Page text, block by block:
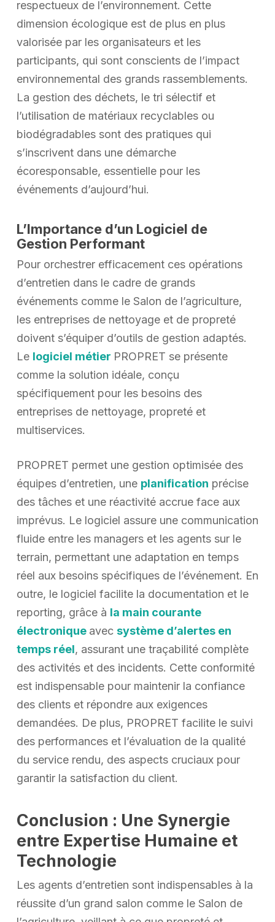
respectueux de l’environnement. Cette
dimension écologique est de plus en plus
valorisée par les organisateurs et les
participants, qui sont conscients de l’impact
environnemental des grands rassemblements.
La gestion des déchets, le tri sélectif et
l’utilisation de matériaux recyclables ou
biodégradables sont des pratiques qui
s’inscrivent dans une démarche
écoresponsable, essentielle pour les
événements d’aujourd’hui.
L’Importance d’un Logiciel de
Gestion Performant
Pour orchestrer efficacement ces opérations
d’entretien dans le cadre de grands
événements comme le Salon de l’agriculture,
les entreprises de nettoyage et de propreté
doivent s’équiper d’outils de gestion adaptés.
Le logiciel métier PROPRET se présente
comme la solution idéale, conçu
spécifiquement pour les besoins des
entreprises de nettoyage, propreté et
multiservices.
PROPRET permet une gestion optimisée des
équipes d’entretien, une planification précise
des tâches et une réactivité accrue face aux
imprévus. Le logiciel assure une communication
fluide entre les managers et les agents sur le
terrain, permettant une adaptation en temps
réel aux besoins spécifiques de l’événement. En
outre, le logiciel facilite la documentation et le
reporting, grâce à la main courante
électronique avec système d’alertes en
temps réel, assurant une traçabilité complète
des activités et des incidents. Cette conformité
est indispensable pour maintenir la confiance
des clients et répondre aux exigences
demandées. De plus, PROPRET facilite le suivi
des performances et l’évaluation de la qualité
du service rendu, des aspects cruciaux pour
garantir la satisfaction du client.
Conclusion : Une Synergie
entre Expertise Humaine et
Technologie
Les agents d’entretien sont indispensables à la
réussite d’un grand salon comme le Salon de